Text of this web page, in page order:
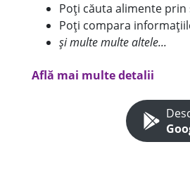
Poți căuta alimente
Poți compara
și multe multe altele...
Află mai multe detalii